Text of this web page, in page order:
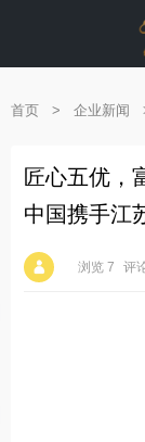
首页 > 企业新闻
匠心五优，
中国携手江
浏览 7 评